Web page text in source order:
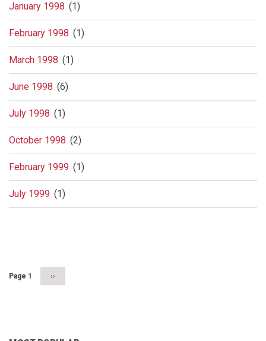
January 1998 (1)
February 1998 (1)
March 1998 (1)
June 1998 (6)
July 1998 (1)
October 1998 (2)
February 1999 (1)
July 1999 (1)
Page 1
Next
page
››